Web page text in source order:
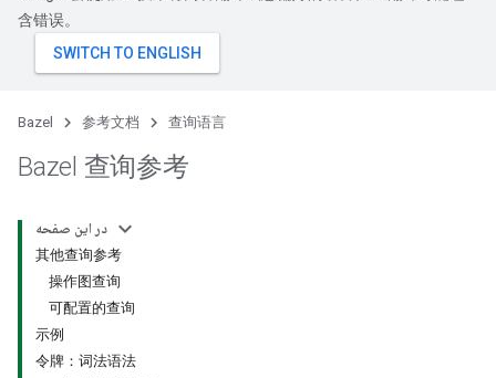
含错误。
Bazel 参考文档 查询语言
Bazel 查询参考
در این صفحه
其他查询参考
操作图查询
可配置的查询
示例
令牌：词法语法